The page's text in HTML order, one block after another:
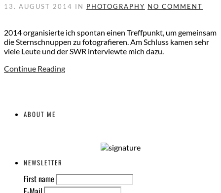
13. AUGUST 2014 IN PHOTOGRAPHY NO COMMENT
2014 organisierte ich spontan einen Treffpunkt, um gemeinsam
die Sternschnuppen zu fotografieren. Am Schluss kamen sehr
viele Leute und der SWR interviewte mich dazu.
Continue Reading
ABOUT ME
NEWSLETTER
First name